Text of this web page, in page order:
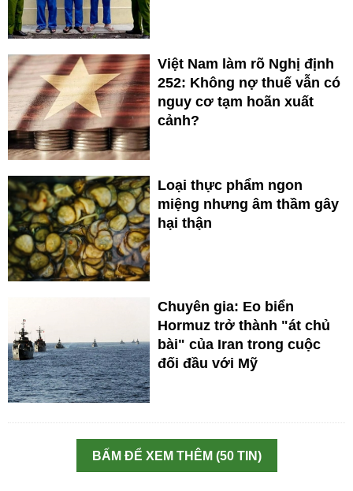
Việt Nam làm rõ Nghị định
252: Không nợ thuế vẫn có
nguy cơ tạm hoãn xuất
cảnh?
Loại thực phẩm ngon
miệng nhưng âm thầm gây
hại thận
Chuyên gia: Eo biển
Hormuz trở thành "át chủ
bài" của Iran trong cuộc
đối đầu với Mỹ
BẤM ĐỂ XEM THÊM (50 TIN)